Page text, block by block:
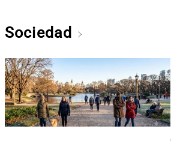
Sociedad